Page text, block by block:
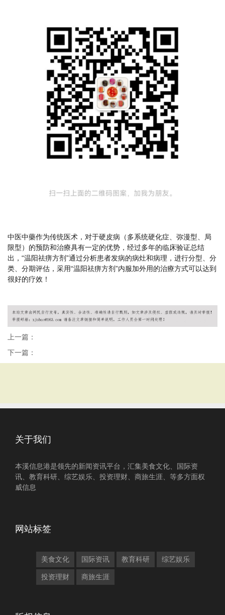
中医中藥作为传统医术，对于硬皮病（多系统硬化症、弥漫型、局
限型）的预防和治療具有一定的优势，经过多年的临床验证总结
出，“温阳祛痹方剂”通过分析患者发病的病灶和病理，进行分型、分
类、分期评估，采用“温阳祛痹方剂”内服加外用的治療方式可以达到
很好的疗效！
上一篇：
下一篇：
关于我们
本溪信息港是领先的新闻资讯平台，汇集美食文化、国际资
讯、教育科研、综艺娱乐、投资理财、商旅生涯、等多方面权
威信息
网站标签
美食文化 国际资讯 教育科研 综艺娱乐
投资理财 商旅生涯